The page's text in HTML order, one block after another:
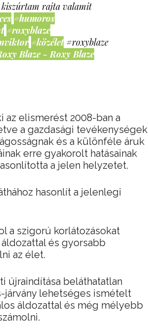
rajta valamit
#humoros
#roxyblaze
#közélet #roxyblaze
Blaze - Roxy Blaze
az elismerést 2008-ban a
a gazdasági tevékenységek
és a különféle áruk
erre gyakorolt hatásainak
a jelen helyzetet.
hasonlít a jelenlegi
a szigorú korlátozásokat
és gyorsabb
az élet.
újraindítása beláthatatlan
járvány lehetséges ismételt
áldozattal és még mélyebb